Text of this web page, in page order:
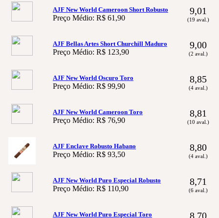
AJF New World Cameroon Short Robusto
Preço Médio: R$ 61,90
9,01
(19 aval.)
AJF Bellas Artes Short Churchill Maduro
Preço Médio: R$ 123,90
9,00
(2 aval.)
AJF New World Oscuro Toro
Preço Médio: R$ 99,90
8,85
(4 aval.)
AJF New World Cameroon Toro
Preço Médio: R$ 76,90
8,81
(10 aval.)
AJF Enclave Robusto Habano
Preço Médio: R$ 93,50
8,80
(4 aval.)
AJF New World Puro Especial Robusto
Preço Médio: R$ 110,90
8,71
(6 aval.)
AJF New World Puro Especial Toro 8,70